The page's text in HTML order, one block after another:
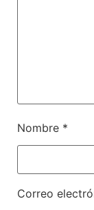
Nombre *
Correo